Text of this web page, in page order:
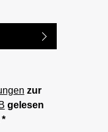
zur
gelesen
*